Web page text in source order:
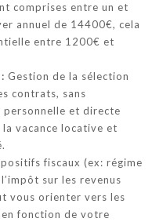
comprises entre un et
annuel de 14400€, cela
entre 1200€ et
Gestion de la sélection
contrats, sans
personnelle et directe
vacance locative et
fiscaux (ex: régime
sur les revenus
vous orienter vers les
fonction de votre